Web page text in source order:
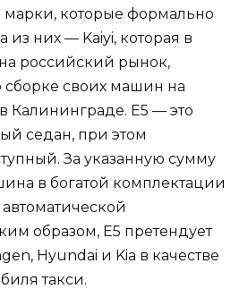
которые формально
них — Kaiyi, которая в
российский рынок,
своих машин на
Калининграде. E5 — это
седан, при этом
За указанную сумму
в богатой комплектации
образом, E5 претендует
Hyundai и Kia в качестве
такси.